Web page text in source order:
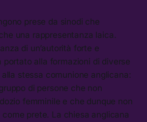
prese da sinodi che
una rappresentanza laica.
di un’autorità forte e
portato alla formazioni di diverse
stessa comunione anglicana:
di persone che non
femminile e che dunque non
prete. La chiesa anglicana